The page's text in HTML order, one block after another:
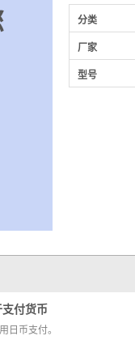
分类
厂家
型号
付货币
日币支付。